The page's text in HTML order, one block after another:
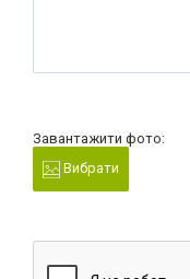
Завантажити фото:
Вибрати